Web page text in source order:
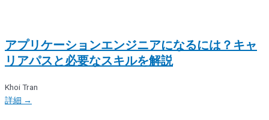
アプリケーションエンジニアになるには？キャ
リアパスと必要なスキルを解説
Khoi Tran
詳細 →